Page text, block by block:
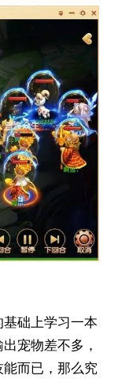
础上学习一本
宠物差不多，
而已，那么究